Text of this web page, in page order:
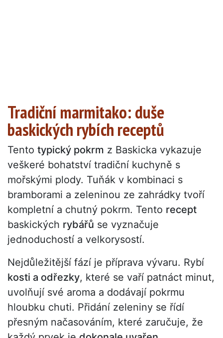
Tradiční marmitako: duše
baskických rybích receptů
Tento typický pokrm z Baskicka vykazuje
veškeré bohatství tradiční kuchyně s
mořskými plody. Tuňák v kombinaci s
bramborami a zeleninou ze zahrádky tvoří
kompletní a chutný pokrm. Tento recept
baskických rybářů se vyznačuje
jednoduchostí a velkorysostí.
Nejdůležitější fází je příprava vývaru. Rybí
kosti a odřezky, které se vaří patnáct minut,
uvolňují své aroma a dodávají pokrmu
hloubku chuti. Přidání zeleniny se řídí
přesným načasováním, které zaručuje, že